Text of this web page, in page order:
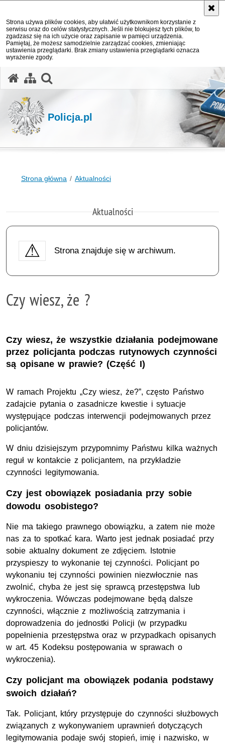
Strona używa plików cookies, aby ułatwić użytkownikom korzystanie z
serwisu oraz do celów statystycznych. Jeśli nie blokujesz tych plików, to
zgadzasz się na ich użycie oraz zapisanie w pamięci urządzenia.
Pamiętaj, że możesz samodzielnie zarządzać cookies, zmieniając
ustawienia przeglądarki. Brak zmiany ustawienia przeglądarki oznacza
wyrażenie zgody.
Policja.pl
Strona główna Aktualności
Aktualności
Strona znajduje się w archiwum.
Czy wiesz, że ?
Czy wiesz, że wszystkie działania podejmowane
przez policjanta podczas rutynowych czynności
są opisane w prawie? (Część I)
W ramach Projektu „Czy wiesz, że?”, często Państwo
zadajcie pytania o zasadnicze kwestie i sytuacje
występujące podczas interwencji podejmowanych przez
policjantów.
W dniu dzisiejszym przypomnimy Państwu kilka ważnych
reguł w kontakcie z policjantem, na przykładzie
czynności legitymowania.
Czy jest obowiązek posiadania przy sobie
dowodu osobistego?
Nie ma takiego prawnego obowiązku, a zatem nie może
nas za to spotkać kara. Warto jest jednak posiadać przy
sobie aktualny dokument ze zdjęciem. Istotnie
przyspieszy to wykonanie tej czynności. Policjant po
wykonaniu tej czynności powinien niezwłocznie nas
zwolnić, chyba że jest się sprawcą przestępstwa lub
wykroczenia. Wówczas podejmowane będą dalsze
czynności, włącznie z możliwością zatrzymania i
doprowadzenia do jednostki Policji (w przypadku
popełnienia przestępstwa oraz w przypadkach opisanych
w art. 45 Kodeksu postępowania w sprawach o
wykroczenia).
Czy policjant ma obowiązek podania podstawy
swoich działań?
Tak. Policjant, który przystępuje do czynności służbowych
związanych z wykonywaniem uprawnień dotyczących
legitymowania podaje swój stopień, imię i nazwisko, w